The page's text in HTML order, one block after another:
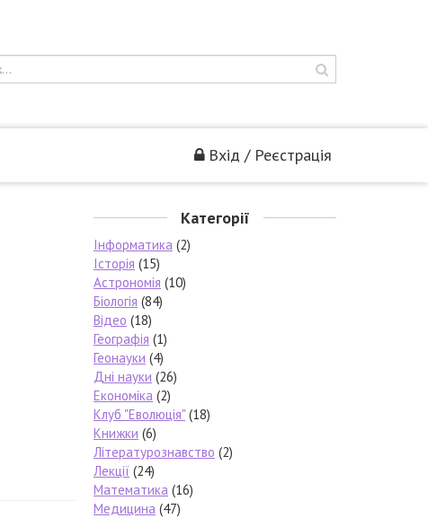
Вхід / Реєстрація
Категорії
Інформатика (2)
Історія (15)
Астрономія (10)
Біологія (84)
Відео (18)
Географія (1)
Геонауки (4)
Дні науки (26)
Економіка (2)
Клуб "Еволюція" (18)
Книжки (6)
Літературознавство (2)
Лекції (24)
Математика (16)
Медицина (47)